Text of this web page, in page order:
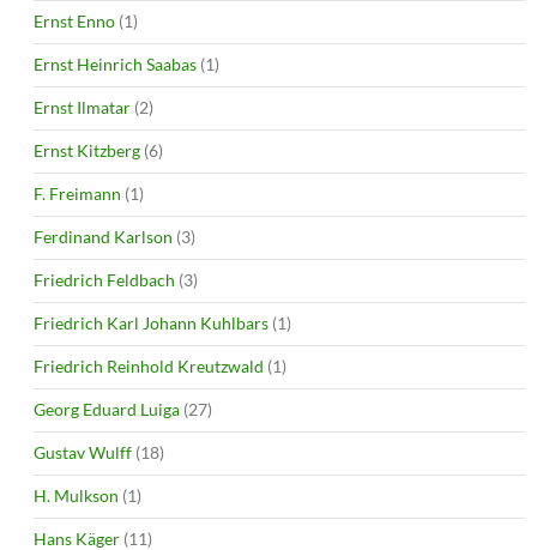
Ernst Enno (1)
Ernst Heinrich Saabas (1)
Ernst Ilmatar (2)
Ernst Kitzberg (6)
F. Freimann (1)
Ferdinand Karlson (3)
Friedrich Feldbach (3)
Friedrich Karl Johann Kuhlbars (1)
Friedrich Reinhold Kreutzwald (1)
Georg Eduard Luiga (27)
Gustav Wulff (18)
H. Mulkson (1)
Hans Käger (11)